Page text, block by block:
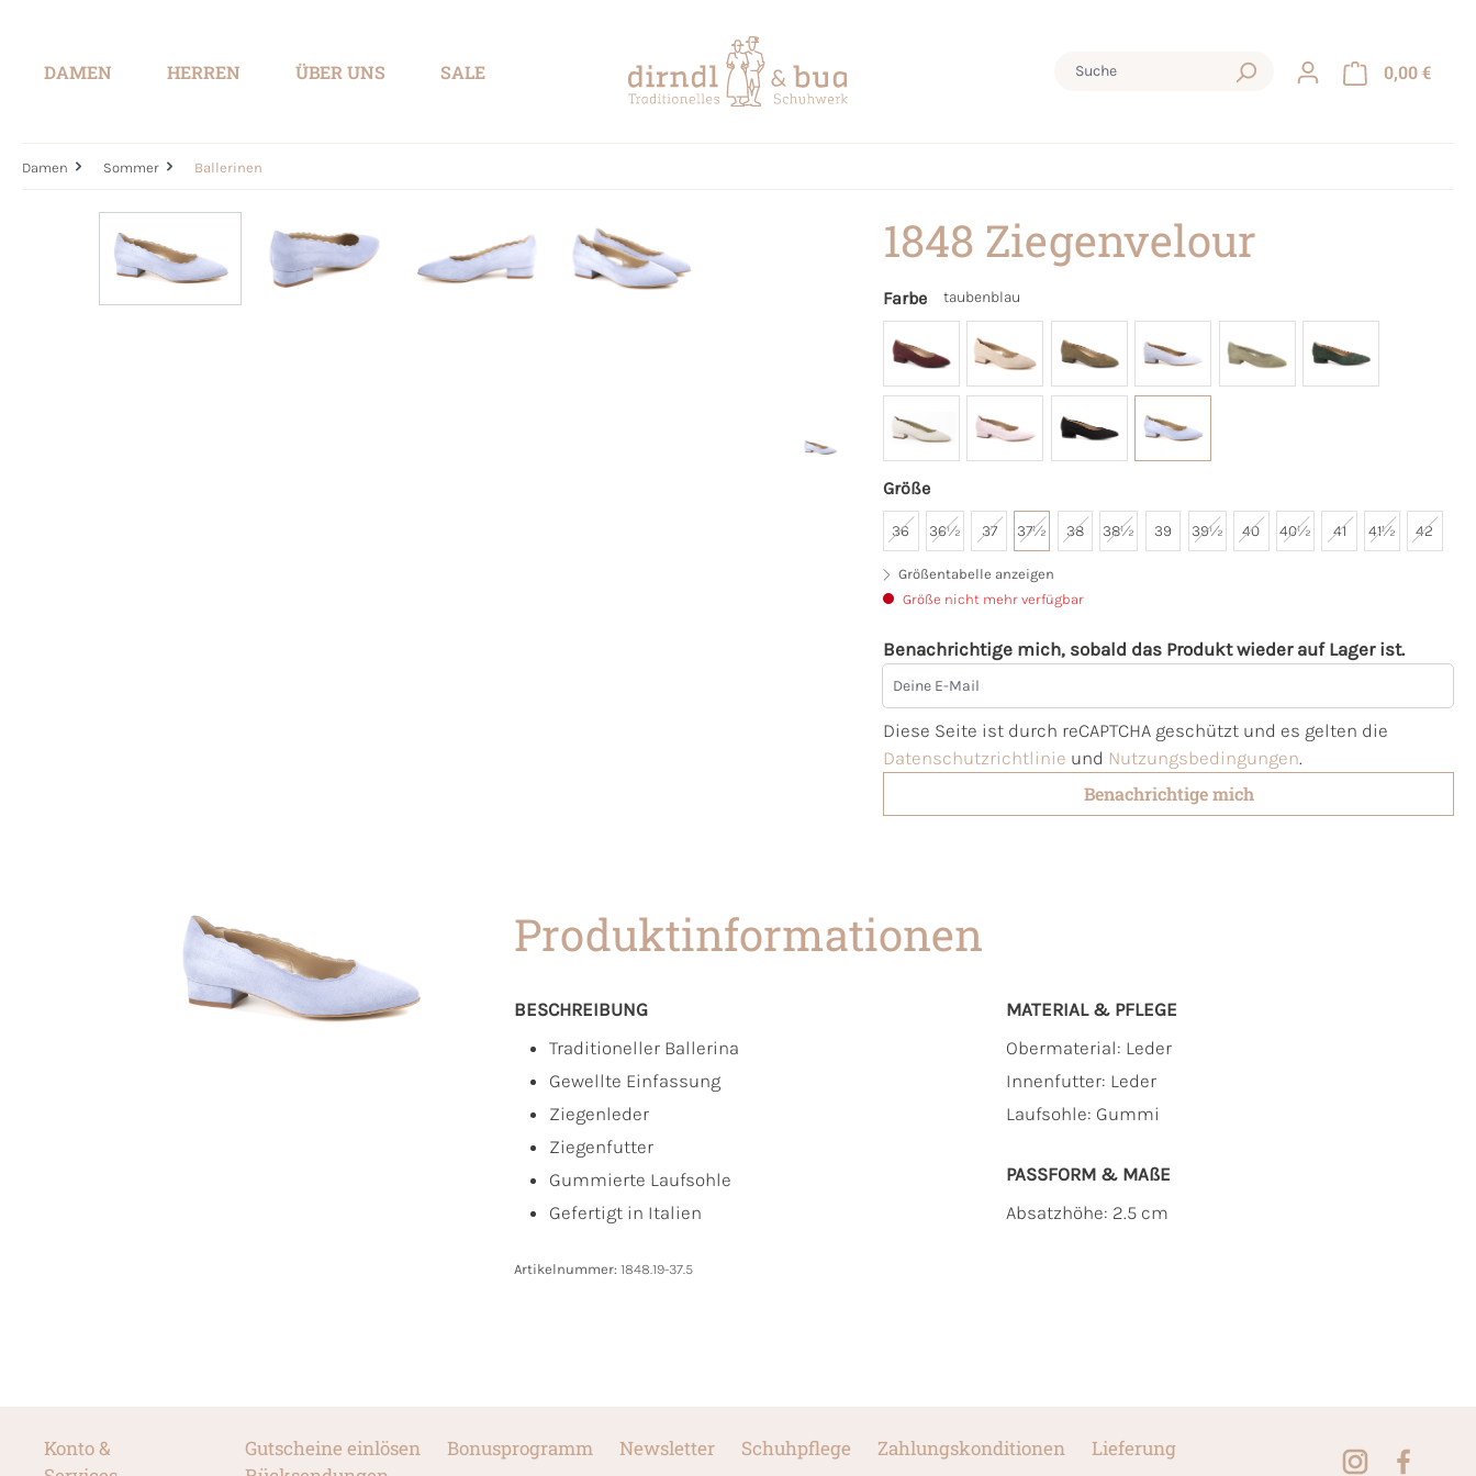
DAMEN HERREN ÜBER UNS SALE 0,00 €
Damen Sommer Ballerinen
1848 Ziegenvelour
Farbe taubenblau
Größe
36 36½ 37 37½ 38 38½ 39 39½ 40 40½ 41 41½ 42
Größentabelle anzeigen
Größe nicht mehr verfügbar
Benachrichtige mich, sobald das Produkt wieder auf Lager ist.
Deine E-Mail
Diese Seite ist durch reCAPTCHA geschützt und es gelten die
Datenschutzrichtlinie und Nutzungsbedingungen.
Benachrichtige mich
Produktinformationen
BESCHREIBUNG
Traditioneller Ballerina
Gewellte Einfassung
Ziegenleder
Ziegenfutter
Gummierte Laufsohle
Gefertigt in Italien
MATERIAL & PFLEGE
Obermaterial: Leder
Innenfutter: Leder
Laufsohle: Gummi
PASSFORM & MAẞE
Absatzhöhe: 2.5 cm
Artikelnummer: 1848.19-37.5
Konto &
Gutscheine einlösen Bonusprogramm Newsletter Schuhpflege Zahlungskonditionen
Lieferung